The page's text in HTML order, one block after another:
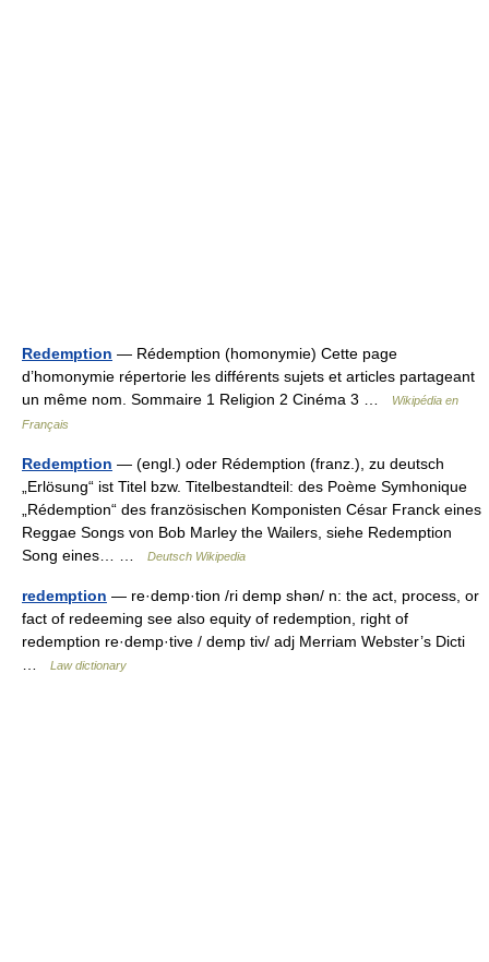
Redemption — Rédemption (homonymie) Cette page
d’homonymie répertorie les différents sujets et articles partageant
un même nom. Sommaire 1 Religion 2 Cinéma 3 …
Wikipédia en
Français
Redemption — (engl.) oder Rédemption (franz.), zu deutsch
„Erlösung“ ist Titel bzw. Titelbestandteil: des Poème Symhonique
„Rédemption“ des französischen Komponisten César Franck eines
Reggae Songs von Bob Marley the Wailers, siehe Redemption
Song eines… …
Deutsch Wikipedia
redemption — re·demp·tion /ri demp shən/ n: the act, process, or
fact of redeeming see also equity of redemption, right of
redemption re·demp·tive / demp tiv/ adj Merriam Webster’s Dicti
Law dictionary